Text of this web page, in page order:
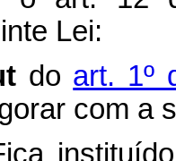
Lei:
do art. 1º
com a